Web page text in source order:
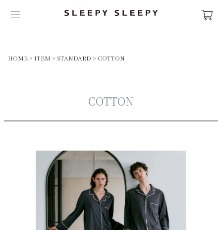
HOME ITEM STANDARD COTTON
COTTON
グレー系
グリーン系
レッド・オレンジ系
パープル・ブルー系
柄プリント系
ストライプ系
ボーダー系